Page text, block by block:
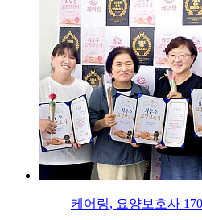
케어링, 요양보호사